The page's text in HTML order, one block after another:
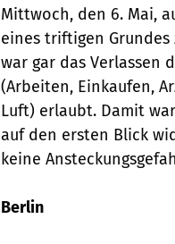
Mittwoch, den 6. Mai,
eines triftigen Grundes
war gar das Verlassen
(Arbeiten, Einkaufen,
Luft) erlaubt. Damit
auf den ersten Blick
keine
Berlin